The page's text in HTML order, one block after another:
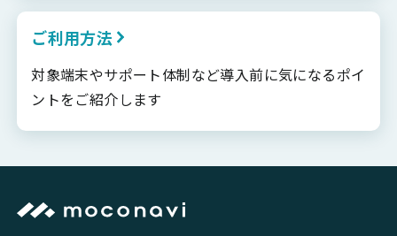
ご利用方法
対象端末やサポート体制など導入前に気になるポイ
ントをご紹介します